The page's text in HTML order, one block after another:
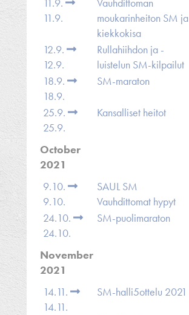
11.9.
moukarinheiton SM ja
kiekkokisa
12.9.
12.9.
Rullahiihdon ja -
luistelun SM-kilpailut
18.9.
18.9.
SM-maraton
25.9.
25.9.
Kansalliset heitot
October
2021
9.10.
9.10.
SAUL SM
Vauhdittomat hypyt
24.10.
24.10.
SM-puolimaraton
November
2021
14.11.
14.11.
SM-halli5ottelu 2021